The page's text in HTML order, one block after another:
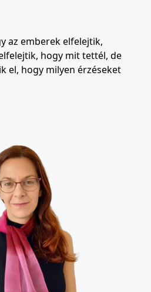
az emberek elfelejtik,
hogy mit tettél, de
el, hogy milyen érzéseket